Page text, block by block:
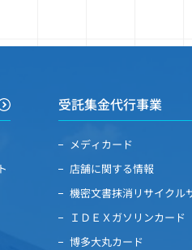
受託集金代行事業
メディカード
店舗に関する情報
機密文書抹消リサイクル
ＩＤＥＸガソリンカード
博多大丸カード